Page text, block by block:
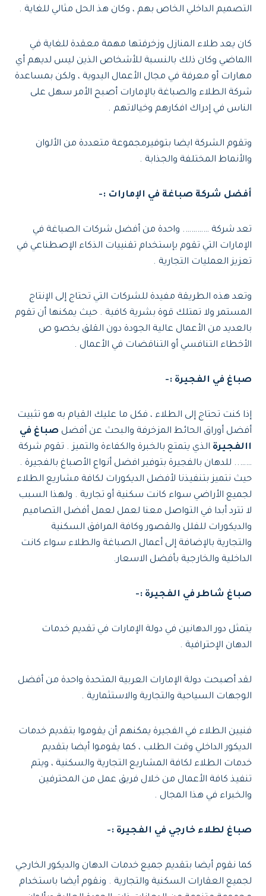
التصميم الداخلي الخاص بهم ، وكان هذ الحل مثالي للغاية .
كان يعد طلاء المنازل وزخرفتها مهمة معقدة للغاية في
االماضي وكان ذلك بالنسبة للأشخاص الذين ليس لديهم أي
مهارات أو معرفة في مجال الأعمال اليدوية ، ولكن بمساعدة
شركة الطلاء والصباغة بالإمارات أصبح الأمر سهل على
الناس في إدراك افكارهم وخيالاتهم .
وتقوم الشركة ايضا بتوفيرمجموعة متعددة من الألوان
والأنماط المختلفة والجذابة .
أفضل شركة صباغة في الإمارات :-
تعد شركة …………. واحدة من أفضل شركات الصباغة في
الإمارات التي تقوم بإستخدام تقنييات الذكاء الإصطناعي في
تعزيز العمليات التجارية .
وتعد هذه الطريقة مفيدة للشركات التي تحتاج إلى الإنتاج
المستمر ولا تمتلك قوة بشرية كافية . حيث يمكنها أن تقوم
بالعديد من الأعمال عالية الجودة دون القلق بخصو ص
الأخطاء التنافسي أو التناقضات في الأعمال .
صباغ في الفجيرة :-
إذا كنت تحتاج إلى الطلاء ، فكل ما عليك القيام به هو تثبيت
أفضل أوراق الحائط المزخرفة والبحث عن أفضل صباغ في
االفجيرة الذي يتمتع بالخبرة والكفاءة والتميز . تقوم شركة
…….. للدهان بالفجيرة بتوفير افضل أنواع الأصباغ بالفجيرة .
حيث نتميز بتنفيذنا لأفضل الديكورات لكافة مشاريع الطلاء
لجميع الأراضي سواء كانت سكنية أو تجارية . ولهذا السبب
لا تترد أبدا في التواصل معنا لعمل لعمل أفضل التصاميم
والديكورات للفلل والقصور وكافة المرافق السكنية
والتجارية بالإضافة إلى أعمال الصباغة والطلاء سواء كانت
الداخلية والخارجية بأفضل الاسعار.
صباغ شاطر في الفجيرة :-
يتمثل دور الدهانين في دولة الإمارات في تقديم خدمات
الدهان الإحترافية .
لقد أصبحت دولة الإمارات العربية المتحدة واحدة من أفضل
الوجهات السياحية والتجارية والاستثمارية .
فنيين الطلاء في الفجيرة يمكنهم أن يقوموا بتقديم خدمات
الديكور الداخلي وقت الطلب ، كما يقوموا أيضا بتقديم
خدمات الطلاء لكافة المشاريع التجارية والسكنية ، ويتم
تنفيذ كافة الأعمال من خلال فريق عمل من المحترفين
والخبراء في هذا المجال .
صباغ لطلاء خارجي في الفجيرة :-
كما نقوم أيضا بتقديم جميع خدمات الدهان والديكور الخارجي
لجميع العقارات السكنية والتجارية . ونقوم أيضا باستخدام